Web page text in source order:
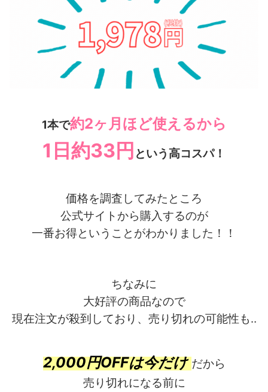
1本で約2ヶ月ほど使えるから
1日約33円 という高コスパ！
価格を調査してみたところ
公式サイトから購入するのが
一番お得ということがわかりました！！
ちなみに
大好評の商品なので
現在注文が殺到しており、売り切れの可能性も‥
2,000円OFFは今だけだから
売り切れになる前に